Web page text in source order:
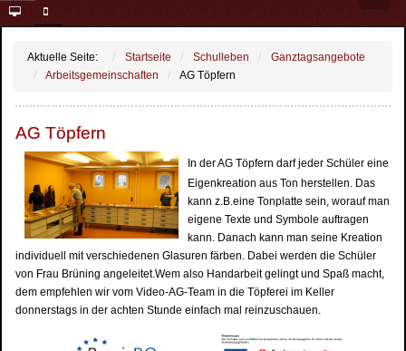
Aktuelle Seite: Startseite Schulleben
Ganztagsangebote
Arbeitsgemeinschaften
AG Töpfern
AG Töpfern
In der AG Töpfern darf jeder Schüler eine
Eigenkreation aus Ton herstellen. Das
kann z.B.eine Tonplatte sein, worauf man
eigene Texte und Symbole auftragen
kann. Danach kann man seine Kreation
individuell mit verschiedenen Glasuren färben. Dabei werden die Schüler
von Frau Brüning angeleitet.Wem also Handarbeit gelingt und Spaß macht,
dem empfehlen wir vom Video-AG-Team in die Töpferei im Keller
donnerstags in der achten Stunde einfach mal reinzuschauen.